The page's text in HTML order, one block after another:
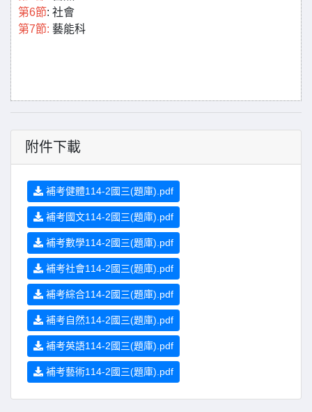
第6節: 社會
第7節: 藝能科
附件下載
補考健體114-2國三(題庫).pdf
補考國文114-2國三(題庫).pdf
補考數學114-2國三(題庫).pdf
補考社會114-2國三(題庫).pdf
補考綜合114-2國三(題庫).pdf
補考自然114-2國三(題庫).pdf
補考英語114-2國三(題庫).pdf
補考藝術114-2國三(題庫).pdf